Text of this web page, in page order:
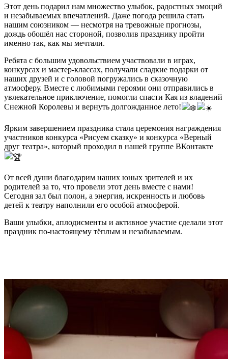
Этот день подарил нам множество улыбок, радостных эмоций
и незабываемых впечатлений. Даже погода решила стать
нашим союзником — несмотря на тревожные прогнозы,
дождь обошёл нас стороной, позволив празднику пройти
именно так, как мы мечтали.
Ребята с большим удовольствием участвовали в играх,
конкурсах и мастер-классах, получали сладкие подарки от
наших друзей и с головой погружались в сказочную
атмосферу. Вместе с любимыми героями они отправились в
увлекательное приключение, помогли спасти Кая из владений
Снежной Королевы и вернуть долгожданное лето!
Ярким завершением праздника стала церемония награждения
участников конкурса «Рисуем сказку» и конкурса «Верный
друг театра», который проходил в нашей группе ВКонтакте
От всей души благодарим наших юных зрителей и их
родителей за то, что провели этот день вместе с нами!
Сегодня зал был полон, а энергия, искренность и любовь
детей к театру наполнили его особой атмосферой.
Ваши улыбки, аплодисменты и активное участие сделали этот
праздник по-настоящему тёплым и незабываемым.